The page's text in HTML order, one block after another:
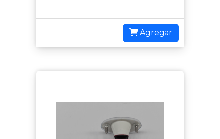
Agregar